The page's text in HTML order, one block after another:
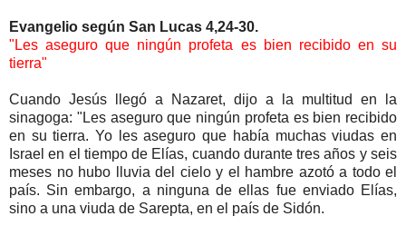
Evangelio según San Lucas 4,24-30.
"Les aseguro que ningún profeta es bien recibido en su
tierra"
Cuando Jesús llegó a Nazaret, dijo a la multitud en la
sinagoga: "Les aseguro que ningún profeta es bien recibido
en su tierra. Yo les aseguro que había muchas viudas en
Israel en el tiempo de Elías, cuando durante tres años y seis
meses no hubo lluvia del cielo y el hambre azotó a todo el
país. Sin embargo, a ninguna de ellas fue enviado Elías,
sino a una viuda de Sarepta, en el país de Sidón.